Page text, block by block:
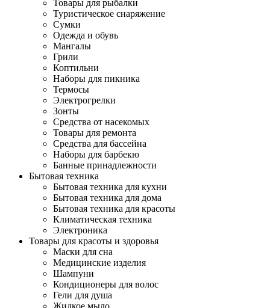
Товары для рыбалки
Туристическое снаряжение
Сумки
Одежда и обувь
Мангалы
Грили
Коптильни
Наборы для пикника
Термосы
Электрогрелки
Зонты
Средства от насекомых
Товары для ремонта
Средства для бассейна
Наборы для барбекю
Банные принадлежности
Бытовая техника
Бытовая техника для кухни
Бытовая техника для дома
Бытовая техника для красоты
Климатическая техника
Электроника
Товары для красоты и здоровья
Маски для сна
Медицинские изделия
Шампуни
Кондиционеры для волос
Гели для душа
Жидкое мыло